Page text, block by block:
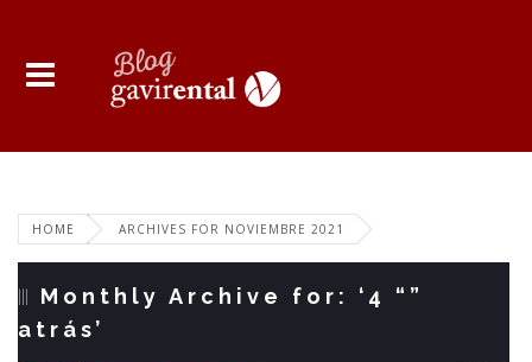
HOME ARCHIVES FOR NOVIEMBRE 2021
Monthly Archive for: ‘4 “”
atrás’